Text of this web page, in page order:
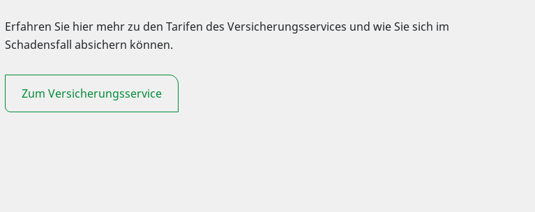
Erfahren Sie hier mehr zu den Tarifen des Versicherungsservices und wie Sie sich im
Schadensfall absichern können.
Zum Versicherungsservice